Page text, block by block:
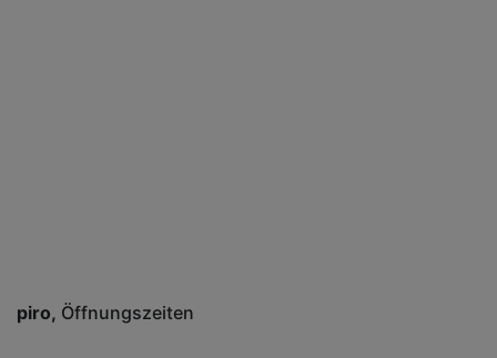
piro Öffnungszeiten